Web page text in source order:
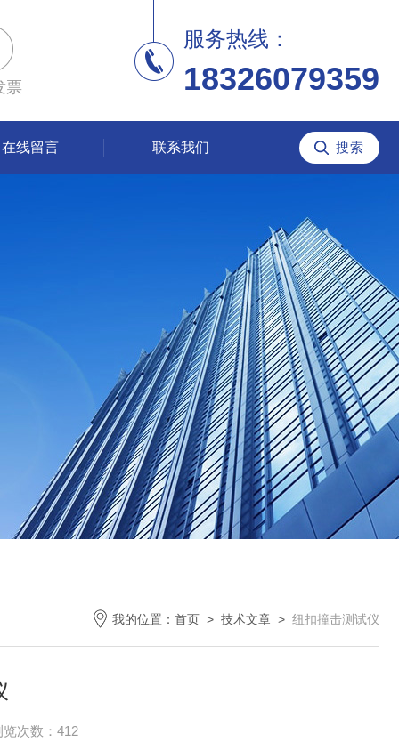
票
服务热线：
18326079359
在线留言 联系我们
我的位置： 首页 > 技术文章 > 纽扣撞击测试仪
览次数：412